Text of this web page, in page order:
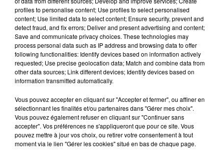
terrain de sport à moins de 300 m de chez lui car ce
sont deux enjeux de santé publique qui me tiennent à
cœur. Je proposerai de rassembler Reims, de réunir
les deux parties de notre ville et de rassembler les
Rémois autour de projets et de moments forts.
Ensemble, nous allons continuer à faire de Reims la
ville où l'on souhaite vivre et travailler. »
humilité et responsabilité, conscient que ce ne sont ni
les instituts de sondages, ni les médias, mais bien les
Rémoises et les Rémois qui seront les seuls à choisir le
futur Maire de Reims en mars prochain.
profiles to personalise content; Use profiles to select personalised
content; Use limited data to select content; Ensure security, prevent and
detect fraud, and fix errors; Deliver and present advertising and content;
Save and communicate privacy choices. These technologies may
process personal data such as IP address and browsing data to offer
following functionalities: Identify devices based on information actively
requested; Use precise geolocation data; Match and combine data from
other data sources; Link different devices; Identify devices based on
information transmitted automatically.
Vous pouvez accepter en cliquant sur "Accepter et fermer", ou affiner en
sélectionnant les finalités et/ou partenaires dans "Gérer mes choix".
Vous pouvez également refuser en cliquant sur "Continuer sans
accepter". Vos préférences ne s'appliqueront que pour ce site. Vous
pouvez mettre à jour vos choix, ou retirer votre consentement à tout
moment via le lien "Gérer les cookies" situé en bas de chaque page.